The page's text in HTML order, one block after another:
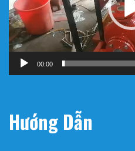
00:00
Hướng Dẫn